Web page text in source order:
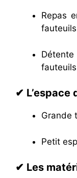
Repas
fauteuils
fauteuils
✔ L’espace
Grande
Petit
✔ Les